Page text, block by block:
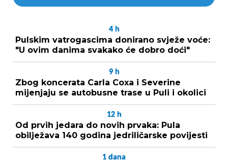
4 h
Pulskim vatrogascima donirano svježe voće:
"U ovim danima svakako će dobro doći"
9 h
Zbog koncerata Carla Coxa i Severine
mijenjaju se autobusne trase u Puli i okolici
12 h
Od prvih jedara do novih prvaka: Pula
obilježava 140 godina jedriličarske povijesti
1 dana